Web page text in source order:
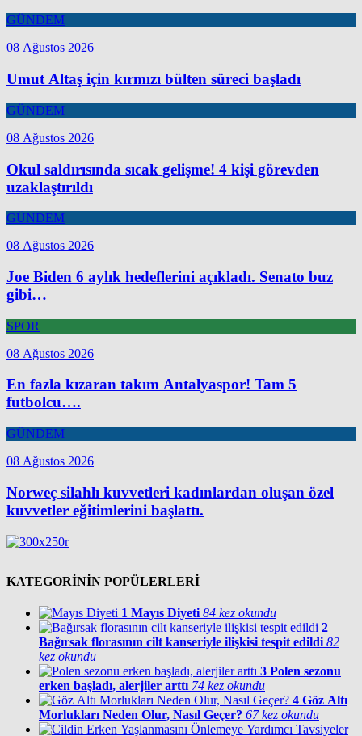
GÜNDEM
08 Ağustos 2026
Umut Altaş için kırmızı bülten süreci başladı
GÜNDEM
08 Ağustos 2026
Okul saldırısında sıcak gelişme! 4 kişi görevden
uzaklaştırıldı
GÜNDEM
08 Ağustos 2026
Joe Biden 6 aylık hedeflerini açıkladı. Senato buz
gibi…
SPOR
08 Ağustos 2026
En fazla kızaran takım Antalyaspor! Tam 5
futbolcu….
GÜNDEM
08 Ağustos 2026
Norweç silahlı kuvvetleri kadınlardan oluşan özel
kuvvetler eğitimlerini başlattı.
KATEGORİNİN POPÜLERLERİ
1 Mayıs Diyeti 84 kez okundu
2
Bağırsak florasının cilt kanseriyle ilişkisi tespit edildi 82
kez okundu
3 Polen sezonu
erken başladı, alerjiler arttı 74 kez okundu
4 Göz Altı
Morlukları Neden Olur, Nasıl Geçer? 67 kez okundu